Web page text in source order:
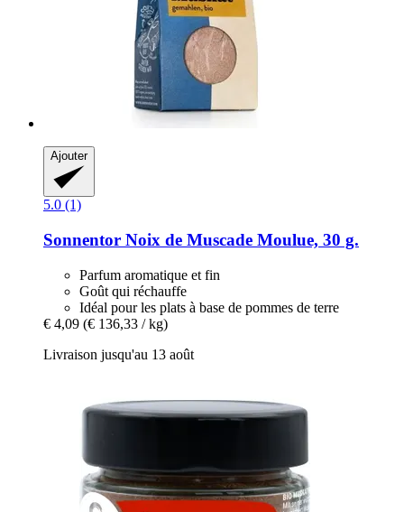
Ajouter
5.0 (1)
Sonnentor Noix de Muscade Moulue, 30 g.
Parfum aromatique et fin
Goût qui réchauffe
Idéal pour les plats à base de pommes de terre
€ 4,09 (€ 136,33 / kg)
Livraison jusqu'au 13 août